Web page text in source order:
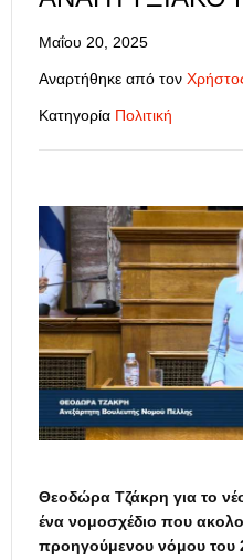
Μαΐου 20, 2025
Αναρτήθηκε από τον
Κατηγορία Πολιτική
Θεοδώρα Τζάκρη για το
ένα νομοσχέδιο που
προηγούμενου νόμου του